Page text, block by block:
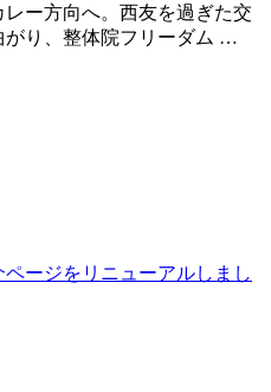
ー方向へ。西友を過ぎた交
がり、整体院フリーダム …
ージをリニューアルしまし